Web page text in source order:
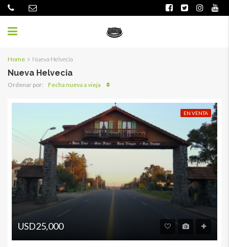
Home Nueva Helvecia
Nueva Helvecia
Ordenar por: Fecha nueva a vieja
EN VENTA
USD25,000